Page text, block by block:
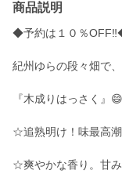
商品説明
◆予約は１０％
紀州ゆらの段々畑で
『木成りはっさく』
☆追熟明け！味最高潮
☆爽やかな香り。甘